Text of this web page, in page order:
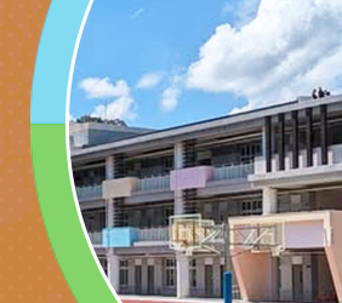
官制度中協
製作相關宣
區「馬村設
味．茶味》
信誼基金會
【父母也需
育兒中找回
心怡心理師
座
有關本市學
下簡稱輔諮
上半年高國
生諮詢服務
檢送「桃園
緒及行為問
114學年度
檢送桃園市
（圖）片
檢送桃園